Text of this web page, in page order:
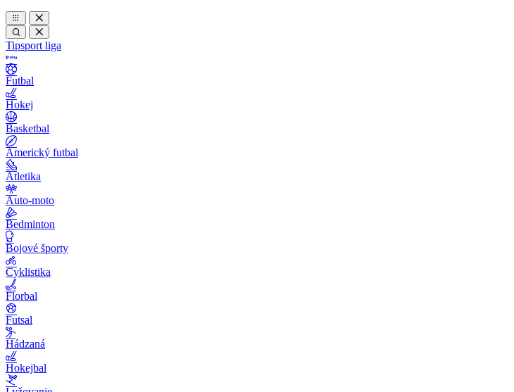
Tipsport liga
Futbal
Hokej
Basketbal
Americký futbal
Atletika
Auto-moto
Bedminton
Bojové športy
Cyklistika
Florbal
Futsal
Hádzaná
Hokejbal